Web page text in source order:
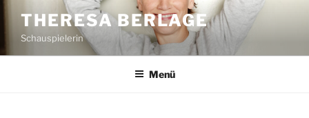
Inhalt
springen
THERESA BERLAGE
Schauspielerin
Menü